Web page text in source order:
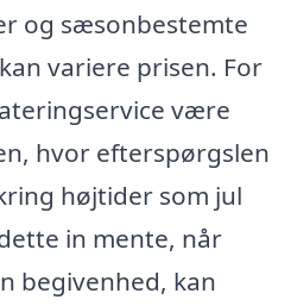
og sæsonbestemte
variere prisen. For
være
hvor efterspørgslen
højtider som jul
in mente, når
begivenhed, kan